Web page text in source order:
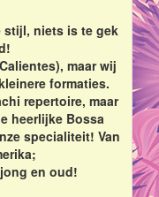
niets is te gek
maar wij
formaties.
repertoire, maar
heerlijke Bossa
specialiteit! Van
en oud!